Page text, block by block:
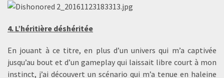
4. L’héritière déshéritée
En jouant à ce titre, en plus d’un univers qui m’a captivée
jusqu’au bout et d’un gameplay qui laissait libre court à mon
instinct, j’ai découvert un scénario qui m’a tenue en haleine